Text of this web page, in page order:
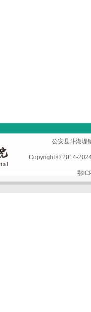
公安县斗湖
Copyright © 2014-
鄂